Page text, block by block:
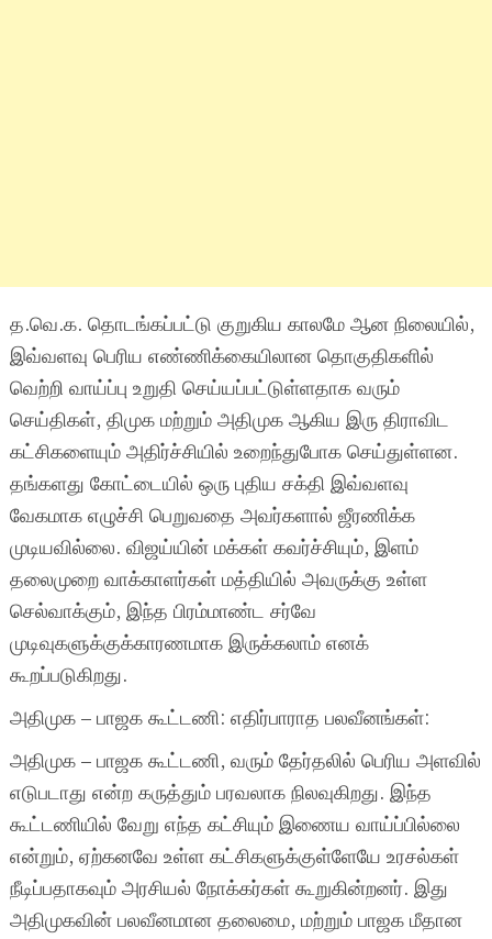
த.வெ.க. தொடங்கப்பட்டு குறுகிய காலமே ஆன நிலையில்,
இவ்வளவு பெரிய எண்ணிக்கையிலான தொகுதிகளில்
வெற்றி வாய்ப்பு உறுதி செய்யப்பட்டுள்ளதாக வரும்
செய்திகள், திமுக மற்றும் அதிமுக ஆகிய இரு திராவிட
கட்சிகளையும் அதிர்ச்சியில் உறைந்துபோக செய்துள்ளன.
தங்களது கோட்டையில் ஒரு புதிய சக்தி இவ்வளவு
வேகமாக எழுச்சி பெறுவதை அவர்களால் ஜீரணிக்க
முடியவில்லை. விஜய்யின் மக்கள் கவர்ச்சியும், இளம்
தலைமுறை வாக்காளர்கள் மத்தியில் அவருக்கு உள்ள
செல்வாக்கும், இந்த பிரம்மாண்ட சர்வே
முடிவுகளுக்குக்காரணமாக இருக்கலாம் எனக்
கூறப்படுகிறது.
அதிமுக – பாஜக கூட்டணி: எதிர்பாராத பலவீனங்கள்:
அதிமுக – பாஜக கூட்டணி, வரும் தேர்தலில் பெரிய அளவில்
எடுபடாது என்ற கருத்தும் பரவலாக நிலவுகிறது. இந்த
கூட்டணியில் வேறு எந்த கட்சியும் இணைய வாய்ப்பில்லை
என்றும், ஏற்கனவே உள்ள கட்சிகளுக்குள்ளேயே உரசல்கள்
நீடிப்பதாகவும் அரசியல் நோக்கர்கள் கூறுகின்றனர். இது
அதிமுகவின் பலவீனமான தலைமை, மற்றும் பாஜக மீதான